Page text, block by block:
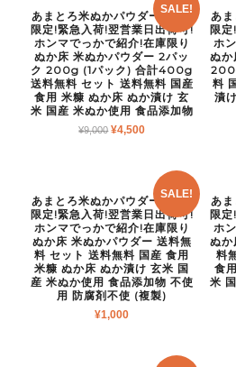
SALE!
あまとろ米ぬかパウダー 80個
限定!緊急入荷!翌営業日出荷可!
ホンマでっかで紹介!在庫限り
ぬか床 米ぬかパウダー 2パッ
ク 200g (1パック) 合計400g
送料無料 セット 送料無料 国産
食用 米糠 ぬか床 ぬか漬け 玄
米 国産 米ぬか使用 食品添加物
¥9,000 ¥4,500
あ
限
ホ
ぬか
料
漬
SALE!
あまとろ米ぬかパウダー 80個
限定!緊急入荷!翌営業日出荷可!
ホンマでっかで紹介!在庫限り
ぬか床 米ぬかパウダー 送料無
料 セット 送料無料 国産 食用
米糠 ぬか床 ぬか漬け 玄米 国
産 米ぬか使用 食品添加物 不使
用 防腐剤不使 (複製)
¥1,000
あ
限
ホ
ぬ
料
食
米